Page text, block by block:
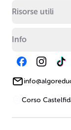
Risorse utili
Info
Corso